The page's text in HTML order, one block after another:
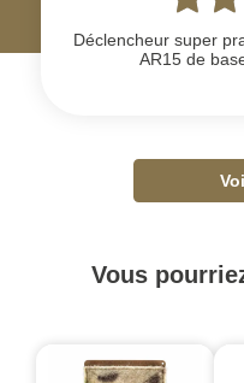
Déclencheur super
AR15 de
Vous